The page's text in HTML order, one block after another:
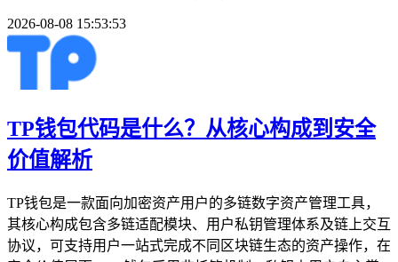
2026-08-08 15:53:53
TP钱包代码是什么？从核心构成到安全
价值解析
TP钱包是一款面向加密资产用户的多链数字资产管理工具，
其核心构成包含多链适配模块、用户私钥管理体系及链上交互
协议，可支持用户一站式完成不同区块链生态的资产操作，在